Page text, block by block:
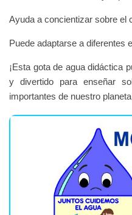
Ayuda a concientizar sobre el
Puede adaptarse a diferentes
¡Esta gota de agua didáctica
y divertido para enseñar
importantes de nuestro